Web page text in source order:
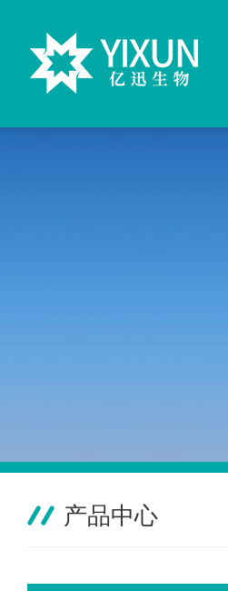
产品中心